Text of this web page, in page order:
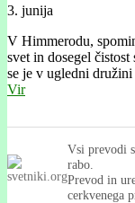
3. junija
V Himmerodu,
svet in dosegel
se je v ugledni
Vir
Vsi prevodi
rabo.
Prevod in
cerkvenega